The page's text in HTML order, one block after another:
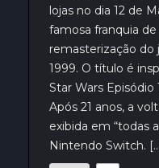
lojas no dia 12 de
famosa franquia
remasterização do
1999. O título é
Star Wars Episódio
Após 21 anos, a
exibida em “todas
Nintendo Switch.